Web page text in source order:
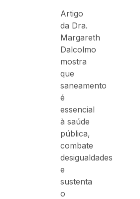
Artigo
da Dra.
Margareth
Dalcolmo
mostra
que
saneamento
é
essencial
à saúde
pública,
combate
desigualdades
e
sustenta
o